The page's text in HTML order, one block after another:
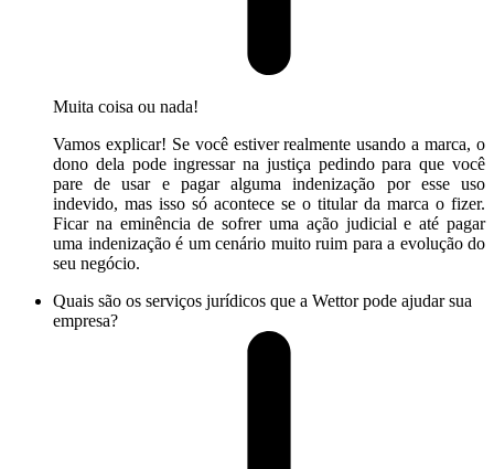
Muita coisa ou nada!
Vamos explicar! Se você estiver realmente usando a marca, o
dono dela pode ingressar na justiça pedindo para que você
pare de usar e pagar alguma indenização por esse uso
indevido, mas isso só acontece se o titular da marca o fizer.
Ficar na eminência de sofrer uma ação judicial e até pagar
uma indenização é um cenário muito ruim para a evolução do
seu negócio.
Quais são os serviços jurídicos que a Wettor pode ajudar sua
empresa?